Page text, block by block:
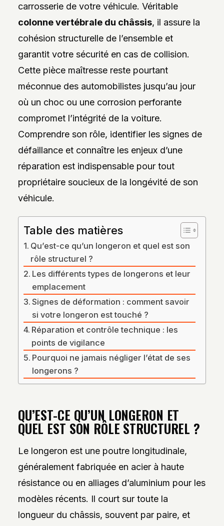
PERSONNALISATION
AUTO/MOTO.
L’ACCENT
EST
MIS
SUR
L’EXPLORATION
DES
DES
L’ESTHÉTIQUE
PASSIONNÉS
PROFESSIONNELS.
carrosserie de votre véhicule. Véritable
colonne vertébrale du châssis, il assure la
cohésion structurelle de l’ensemble et
garantit votre sécurité en cas de collision.
Cette pièce maîtresse reste pourtant
méconnue des automobilistes jusqu’au jour
où un choc ou une corrosion perforante
compromet l’intégrité de la voiture.
Comprendre son rôle, identifier les signes de
défaillance et connaître les enjeux d’une
réparation est indispensable pour tout
propriétaire soucieux de la longévité de son
véhicule.
Table des matières
Qu’est-ce qu’un longeron et quel est son
rôle structurel ?
Les différents types de longerons et leur
emplacement
Signes de déformation : comment savoir
si votre longeron est touché ?
Réparation et contrôle technique : les
points de vigilance
Pourquoi ne jamais négliger l’état de ses
longerons ?
QU’EST-CE QU’UN LONGERON ET
QUEL EST SON RÔLE STRUCTUREL ?
Le longeron est une poutre longitudinale,
généralement fabriquée en acier à haute
résistance ou en alliages d’aluminium pour les
modèles récents. Il court sur toute la
longueur du châssis, souvent par paire, et